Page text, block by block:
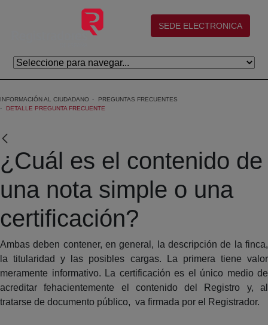
Skip to Main Content
(abre en nueva ventana)
SEDE ELECTRONICA
INFORMACIÓN AL CIUDADANO
PREGUNTAS FRECUENTES
DETALLE PREGUNTA FRECUENTE
¿Cuál es el contenido de
una nota simple o una
certificación?
Ambas deben contener, en general, la descripción de la finca,
la titularidad y las posibles cargas. La primera tiene valor
meramente informativo. La certificación es el único medio de
acreditar fehacientemente el contenido del Registro y, al
tratarse de documento público, va firmada por el Registrador.